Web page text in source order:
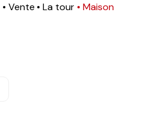
Vente La tour Maison